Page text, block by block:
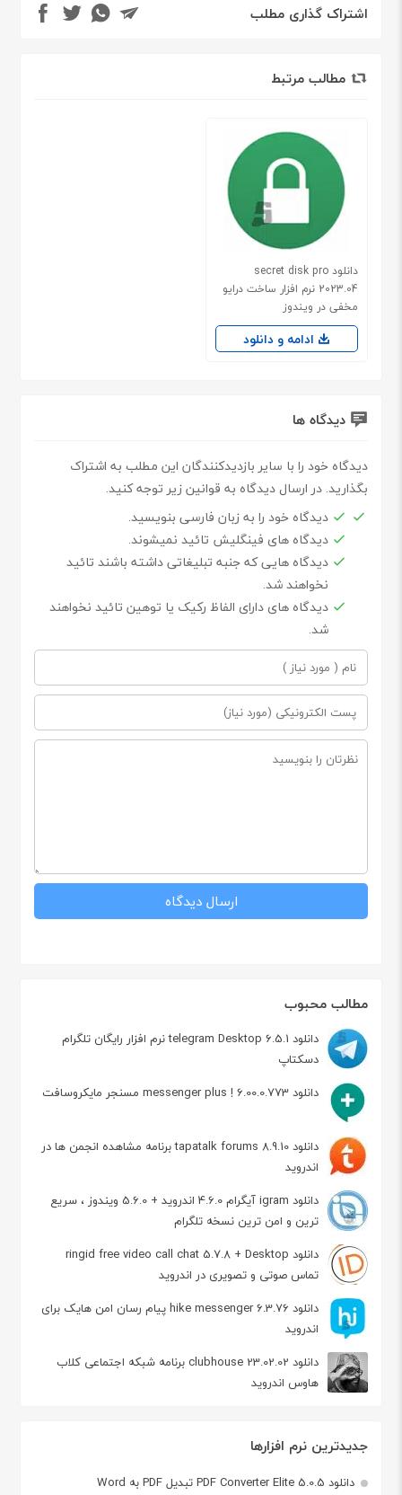
مطالب محبوب
دانلود telegram Desktop 6.5.1 نرم افزار رایگان تلگرام
دسکتاپ
دانلود messenger plus ! 6.00.0.773 مسنجر مایکروسافت
دانلود tapatalk forums 8.9.10 برنامه مشاهده انجمن ها در
اندروید
دانلود igram آیگرام 4.6.0 اندروید + 5.6.0 ویندوز ، سریع
ترین و امن ترین نسخه تلگرام
دانلود ringid free video call chat 5.7.8 + Desktop
تماس صوتی و تصویری در اندروید
دانلود hike messenger 6.3.76 پیام‌ رسان‌ امن هایک برای
اندروید
دانلود clubhouse 23.02.02 برنامه شبکه اجتماعی کلاب
هاوس اندروید
جدیدترین نرم افزارها
دانلود PDF Converter Elite 5.0.5 تبدیل PDF به Word
اشتراک گذاری مطلب
مطالب مرتبط
دانلود secret disk pro
2023.04 نرم افزار ساخت درایو
مخفی در ویندوز
ادامه و دانلود
دیدگاه ها
دیدگاه خود را با سایر بازدیدکنندگان این مطلب به اشتراک
بگذارید. در ارسال دیدگاه به قوانین زیر توجه کنید.
دیدگاه خود را به زبان فارسی بنویسید.
دیدگاه های فینگلیش تائید نمیشوند.
دیدگاه هایی که جنبه تبلیغاتی داشته باشند تائید
نخواهند شد.
دیدگاه های دارای الفاظ رکیک یا توهین تائید نخواهند
شد.